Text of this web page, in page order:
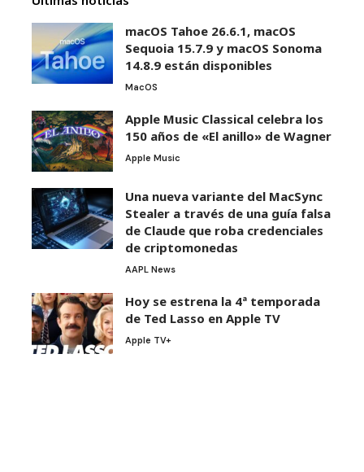
macOS Tahoe 26.6.1, macOS
Sequoia 15.7.9 y macOS Sonoma
14.8.9 están disponibles
MacOS
Apple Music Classical celebra los
150 años de «El anillo» de Wagner
Apple Music
Una nueva variante del MacSync
Stealer a través de una guía falsa
de Claude que roba credenciales
de criptomonedas
AAPL News
Hoy se estrena la 4ª temporada
de Ted Lasso en Apple TV
Apple TV+